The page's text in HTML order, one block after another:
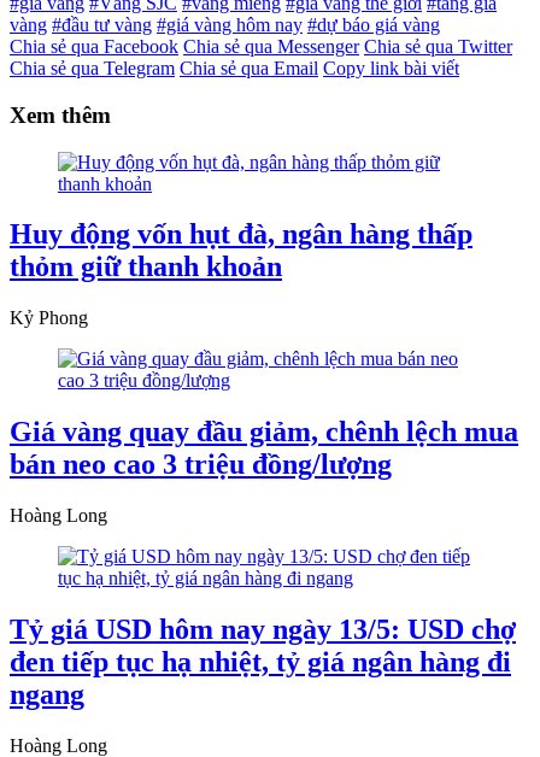
vàng #đầu tư vàng #giá vàng hôm nay #dự báo giá vàng
Chia sẻ qua Facebook Chia sẻ qua Messenger Chia sẻ qua Twitter
Chia sẻ qua Telegram Chia sẻ qua Email Copy link bài viết
Xem thêm
Huy động vốn hụt đà, ngân hàng thấp
thỏm giữ thanh khoản
Kỷ Phong
Giá vàng quay đầu giảm, chênh lệch mua
bán neo cao 3 triệu đồng/lượng
Hoàng Long
Tỷ giá USD hôm nay ngày 13/5: USD chợ
đen tiếp tục hạ nhiệt, tỷ giá ngân hàng đi
ngang
Hoàng Long